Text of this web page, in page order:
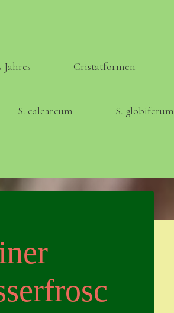
Jahres Cristatformen
S. calcareum S. globiferum
Kommentar-Feed